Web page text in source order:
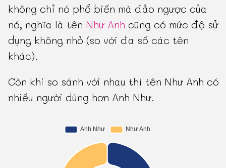
không chỉ nó phổ biến mà đảo ngược của
nó, nghĩa là tên Như Anh cũng có mức độ sử
dụng không nhỏ (so với đa số các tên
khác).
Còn khi so sánh với nhau thì tên Như Anh có
nhiều người dùng hơn Anh Như.